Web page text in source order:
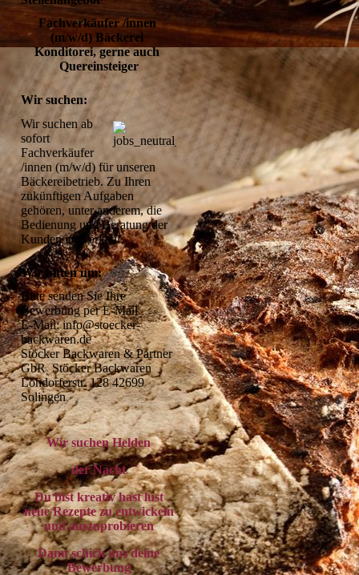
Fachverkäufer /innen
(m/w/d) Bäckerei
Konditorei, gerne auch
Quereinsteiger
Wir suchen:
Wir suchen ab
sofort
Fachverkäufer
/innen (m/w/d) für unseren
Bäckereibetrieb. Zu Ihren
zukünftigen Aufgaben
gehören, unter anderem, die
Bedienung und Beratung der
Kunden im Verkauf.
Wir bitten um:
Bitte senden Sie Ihre
Bewerbung per E-Mail
E-Mail: info@stoecker-
backwaren.de
Stöcker Backwaren & Partner
GbR  Stöcker Backwaren
Löhdorferstr. 128 42699
Solingen
Wir suchen Helden
der Nacht
Du bist kreativ hast lust
neue Rezepte zu entwickeln
und auszuprobieren
Dann schick uns deine
Bewerbung